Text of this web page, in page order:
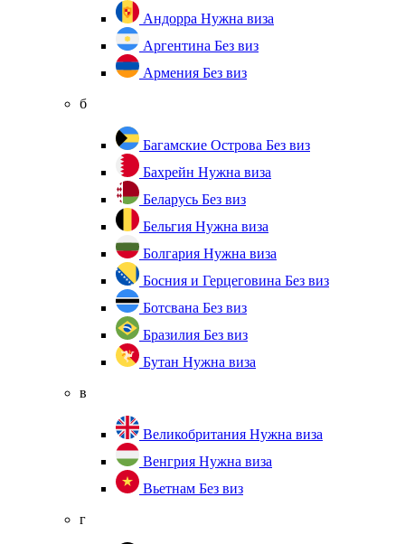
Андорра Нужна виза
Аргентина Без виз
Армения Без виз
б
Багамские Острова Без виз
Бахрейн Нужна виза
Беларусь Без виз
Бельгия Нужна виза
Болгария Нужна виза
Босния и Герцеговина Без виз
Ботсвана Без виз
Бразилия Без виз
Бутан Нужна виза
в
Великобритания Нужна виза
Венгрия Нужна виза
Вьетнам Без виз
г